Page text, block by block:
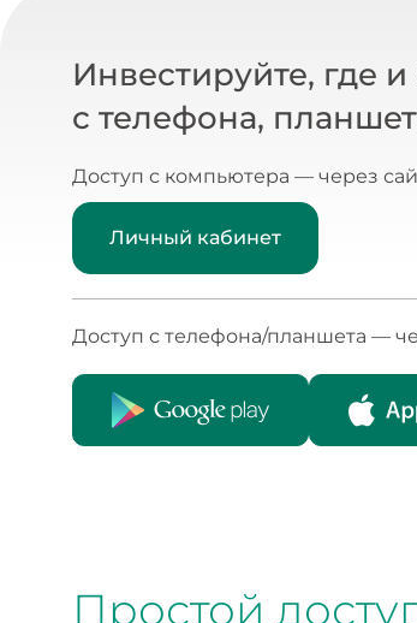
Инвестируйте, где и
с телефона,
Доступ с телефона/планшета —
Простой